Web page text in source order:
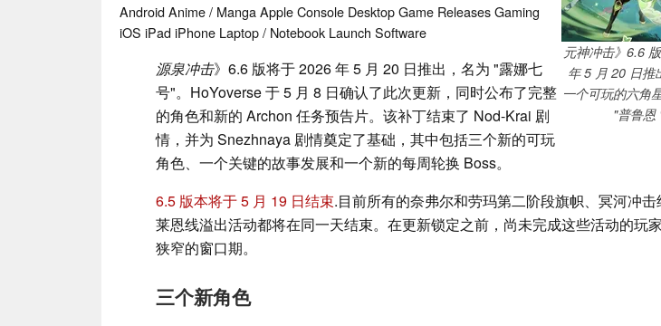
元神冲击》6.6
年 5 月 20 日推
一个可玩的六角
"普鲁恩
AndroidAnime / MangaAppleConsole DesktopGame ReleasesGaming
iOS iPadiPhone Laptop / Notebook Launch Software
源泉冲击》6.6 版将于 2026 年 5 月 20 日推出，名为 "露娜七
号"。HoYoverse 于 5 月 8 日确认了此次更新，同时公布了完整
的角色和新的 Archon 任务预告片。该补丁结束了 Nod-Krai 剧
情，并为 Snezhnaya 剧情奠定了基础，其中包括三个新的可玩
角色、一个关键的故事发展和一个新的每周轮换 Boss。
6.5 版本将于 5 月 19 日结束.目前所有的奈弗尔和劳玛第二阶段旗帜、冥河冲
莱恩线溢出活动都将在同一天结束。在更新锁定之前，尚未完成这些活动的玩
狭窄的窗口期。
三个新角色